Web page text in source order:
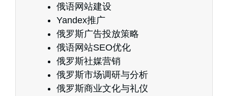
俄语网站建设
Yandex推广
俄罗斯广告投放策略
俄语网站SEO优化
俄罗斯社媒营销
俄罗斯市场调研与分析
俄罗斯商业文化与礼仪